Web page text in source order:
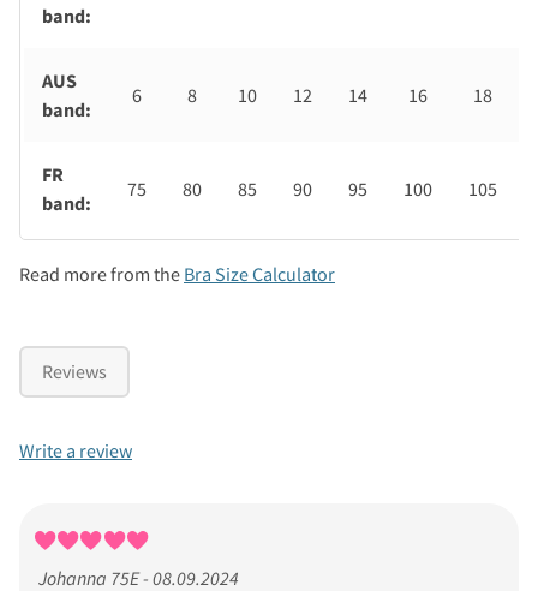
band:
AUS
band:
6 8 10 12 14 16 18
FR
band:
75 80 85 90 95 100 105
Read more from the Bra Size Calculator
Reviews
Write a review
Johanna 75E - 08.09.2024